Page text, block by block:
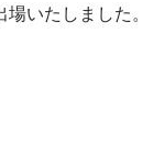
いたしました。